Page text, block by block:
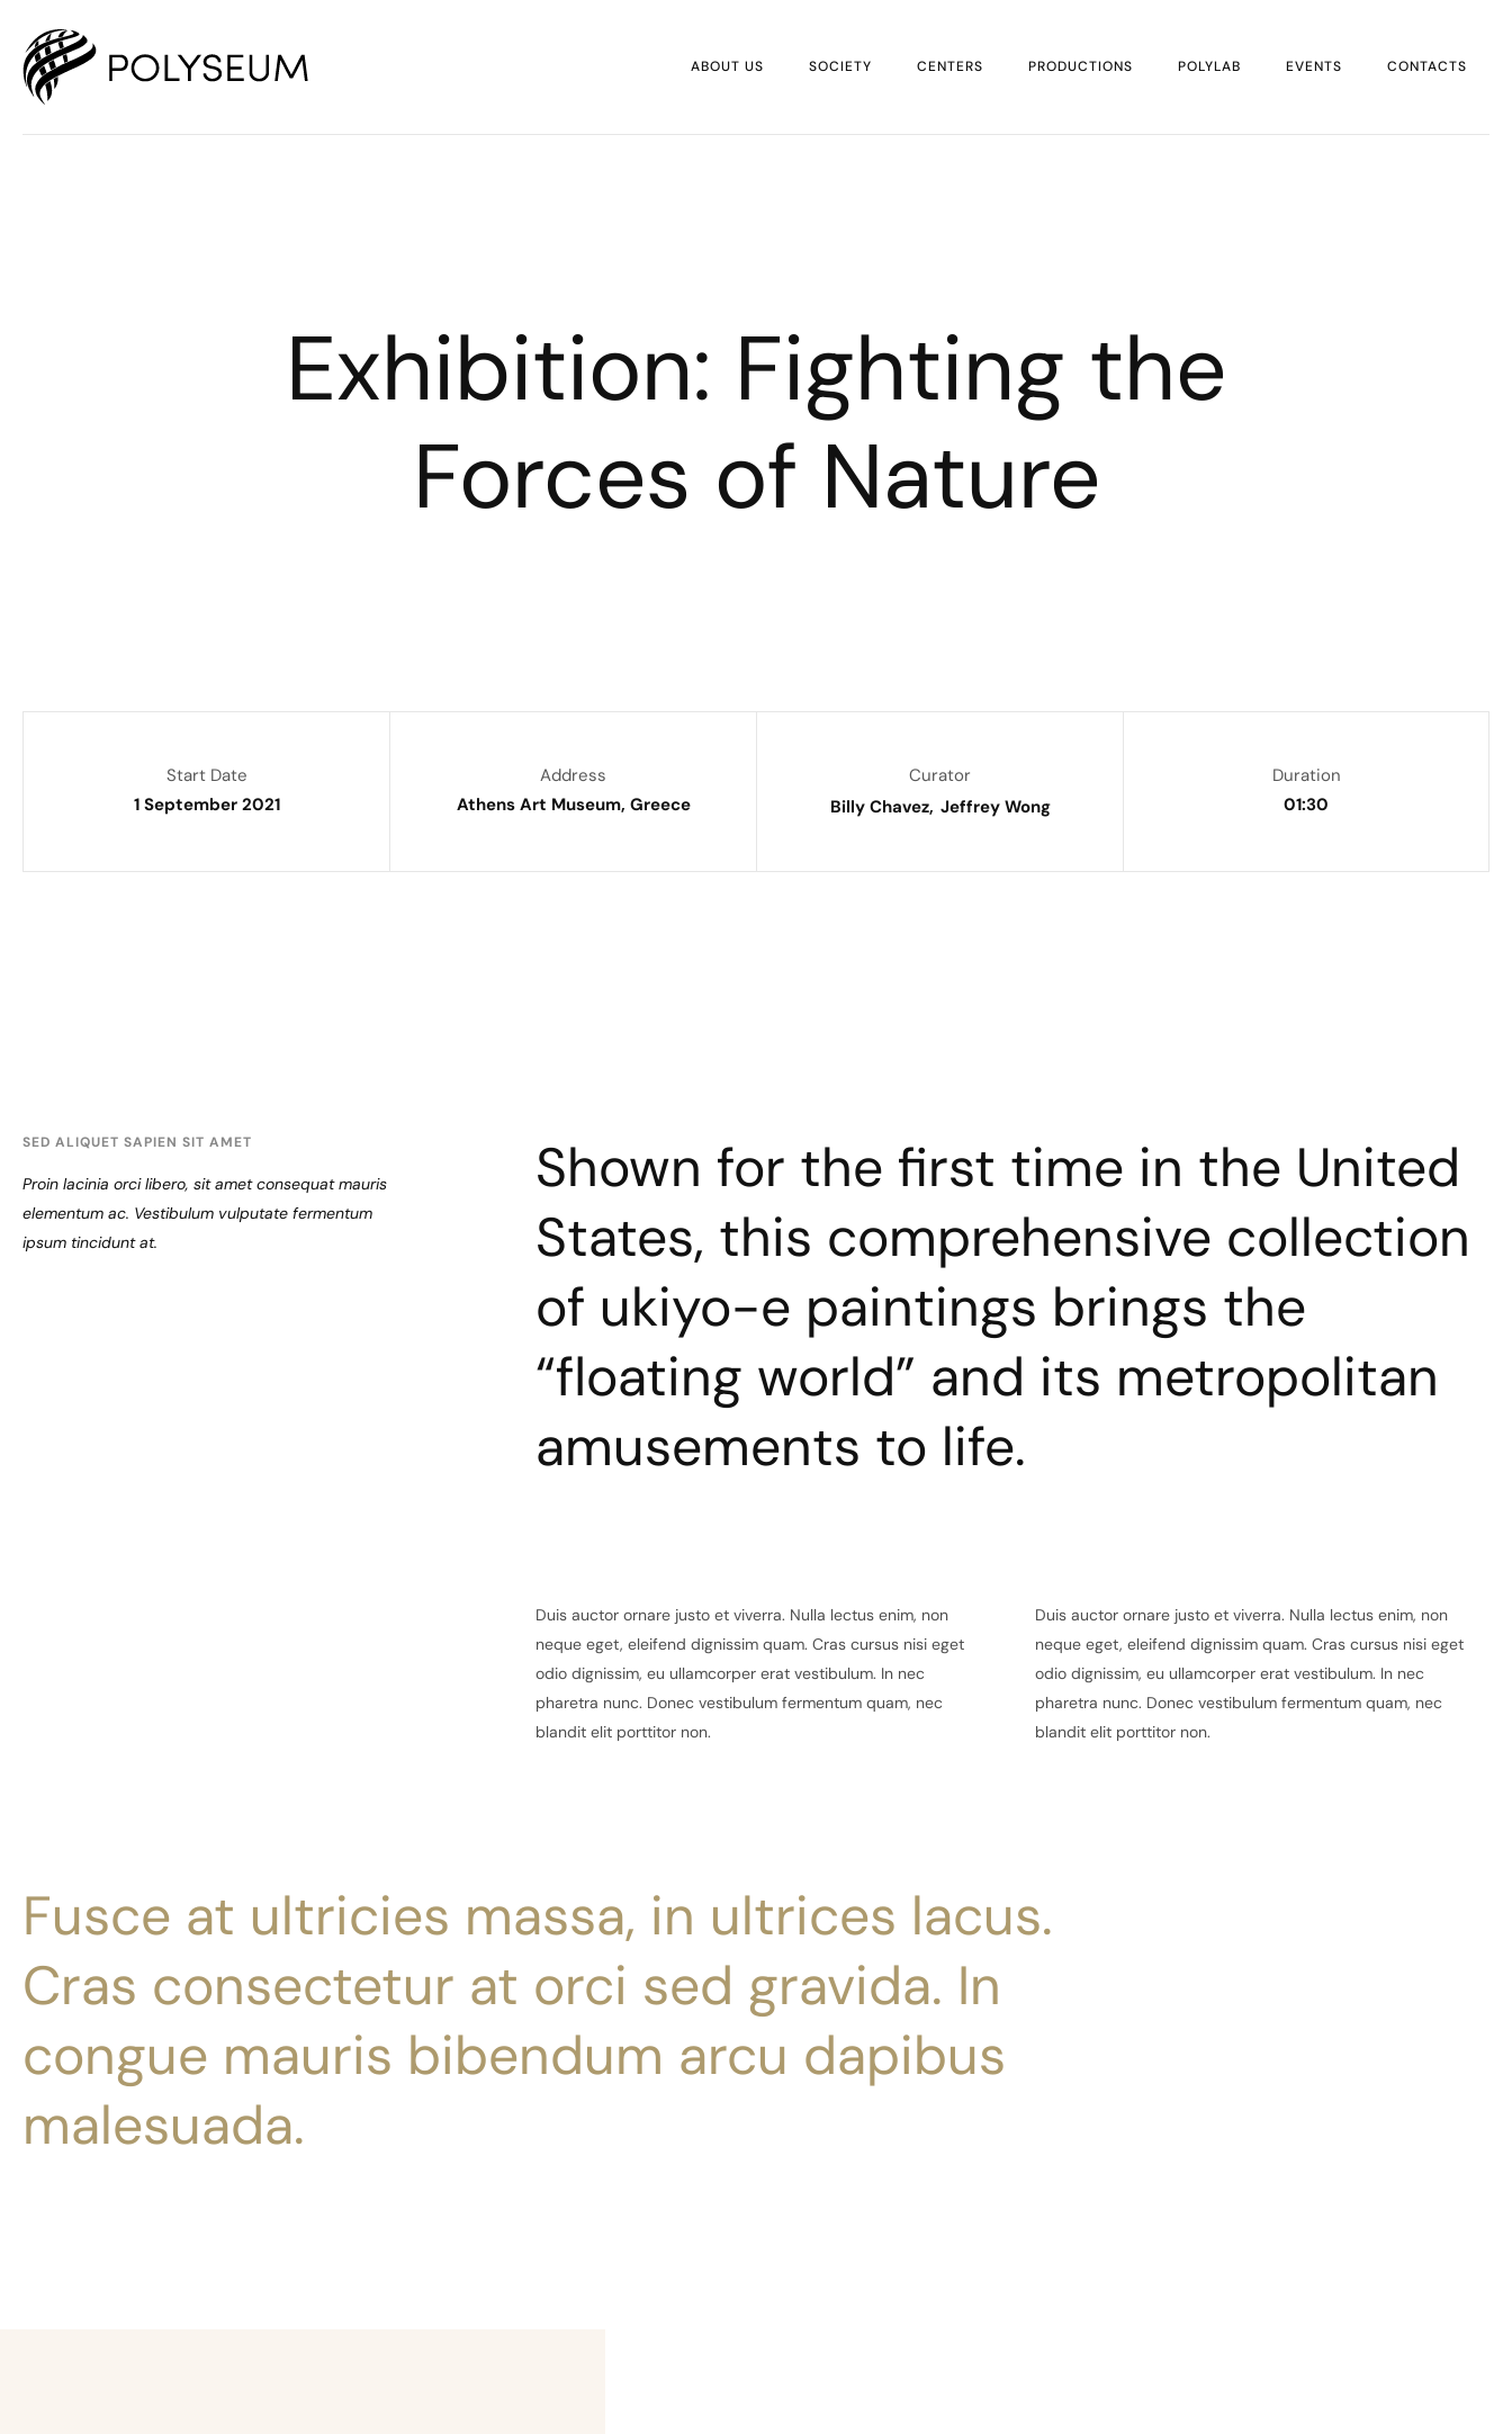
ABOUT US SOCIETY CENTERS PRODUCTIONS POLYLAB EVENTS CONTACTS
Exhibition: Fighting the
Forces of Nature
Start Date
1 September 2021
Address
Athens Art Museum, Greece
Curator
Billy Chavez Jeffrey Wong
Duration
01:30
SED ALIQUET SAPIEN SIT AMET
Proin lacinia orci libero, sit amet consequat mauris
elementum ac. Vestibulum vulputate fermentum
ipsum tincidunt at.
Shown for the first time in the United
States, this comprehensive collection
of ukiyo-e paintings brings the
“floating world” and its metropolitan
amusements to life.
Duis auctor ornare justo et viverra. Nulla lectus enim, non
neque eget, eleifend dignissim quam. Cras cursus nisi eget
odio dignissim, eu ullamcorper erat vestibulum. In nec
pharetra nunc. Donec vestibulum fermentum quam, nec
blandit elit porttitor non.
Duis auctor ornare justo et viverra. Nulla lectus enim, non
neque eget, eleifend dignissim quam. Cras cursus nisi eget
odio dignissim, eu ullamcorper erat vestibulum. In nec
pharetra nunc. Donec vestibulum fermentum quam, nec
blandit elit porttitor non.
Fusce at ultricies massa, in ultrices lacus.
Cras consectetur at orci sed gravida. In
congue mauris bibendum arcu dapibus
malesuada.